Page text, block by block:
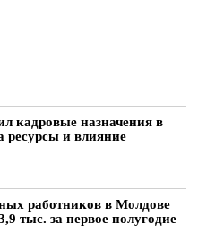
кадровые назначения в
ресурсы и влияние
работников в Молдове
тыс. за первое полугодие